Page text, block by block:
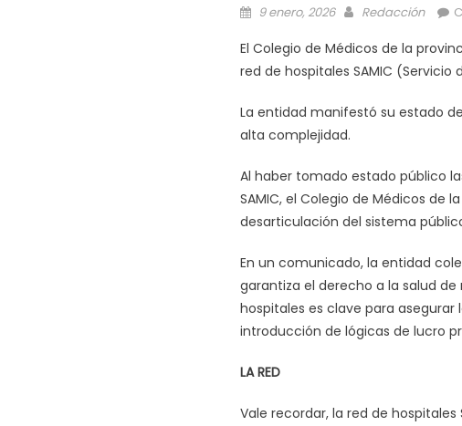
9 enero, 2026 Redacción
El Colegio de Médicos de la
red de hospitales SAMIC
La entidad manifestó su estado
alta complejidad.
Al haber tomado estado público
SAMIC, el Colegio de Médicos de
desarticulación del sistema
En un comunicado, la entidad
garantiza el derecho a la salud
hospitales es clave para asegurar
introducción de lógicas de lucro
LA RED
Vale recordar, la red de